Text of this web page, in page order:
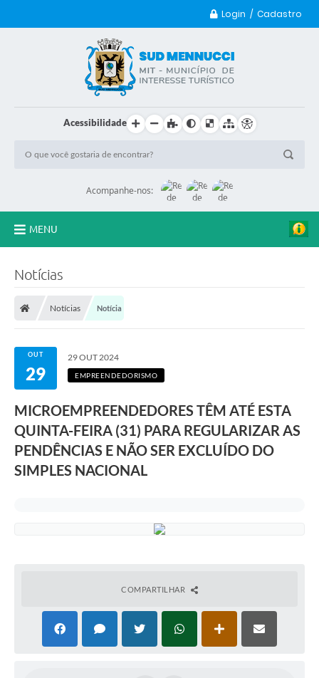
Login / Cadastro
Acessibilidade
Acompanhe-nos:
MENU
Serviços ao Cidadão
DEFESA CIVIL
Sobre Sud
Ouvidoria
Audiências Públicas
Arquivos para Download
Concursos e Processo Seletivo
Editais
Licitações
Notícias
Notícias Notícia
OUT
29
29 OUT 2024
EMPREENDEDORISMO
MICROEMPREENDEDORES TÊM ATÉ ESTA
QUINTA-FEIRA (31) PARA REGULARIZAR AS
PENDÊNCIAS E NÃO SER EXCLUÍDO DO
SIMPLES NACIONAL
COMPARTILHAR